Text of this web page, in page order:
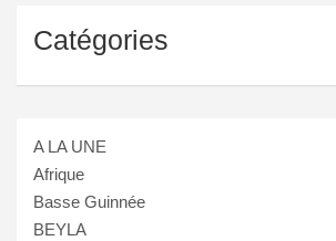
Catégories
A LA UNE
Afrique
Basse Guinnée
BEYLA